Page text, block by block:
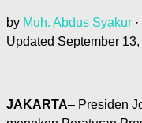
by Muh. Abdus Syakur
Updated September
JAKARTA– Presiden